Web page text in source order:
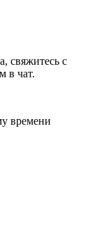
свяжитесь с
в чат.
времени